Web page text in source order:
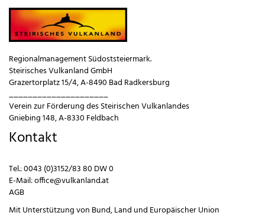
Regionalmanagement Südoststeiermark.
Steirisches Vulkanland GmbH
Grazertorplatz 15/4, A-8490 Bad Radkersburg
_____________________
Verein zur Förderung des Steirischen Vulkanlandes
Gniebing 148, A-8330 Feldbach
Kontakt
Tel.:0043 (0)3152/83 80 DW 0
E-Mail:office@vulkanland.at
AGB
Mit Unterstützung von Bund,Land und Europäischer Union